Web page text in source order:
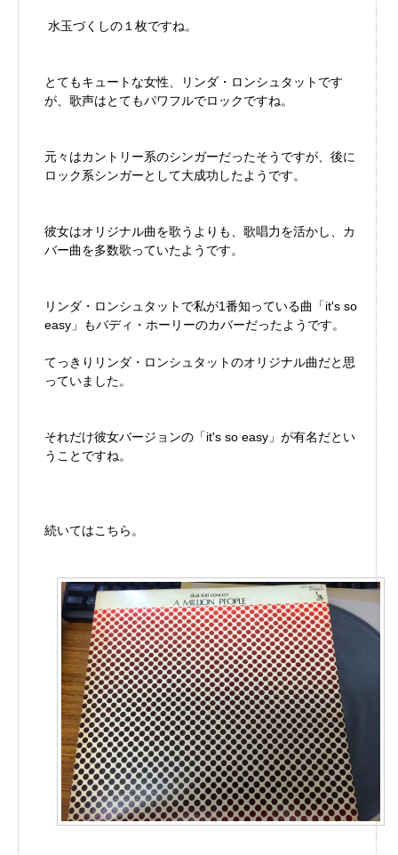
水玉づくしの１枚ですね。
とてもキュートな女性、リンダ・ロンシュタットです
が、歌声はとてもパワフルでロックですね。
元々はカントリー系のシンガーだったそうですが、後に
ロック系シンガーとして大成功したようです。
彼女はオリジナル曲を歌うよりも、歌唱力を活かし、カ
バー曲を多数歌っていたようです。
リンダ・ロンシュタットで私が1番知っている曲「it's so
easy」もバディ・ホーリーのカバーだったようです。
てっきりリンダ・ロンシュタットのオリジナル曲だと思
っていました。
それだけ彼女バージョンの「it's so easy」が有名だとい
うことですね。
続いてはこちら。